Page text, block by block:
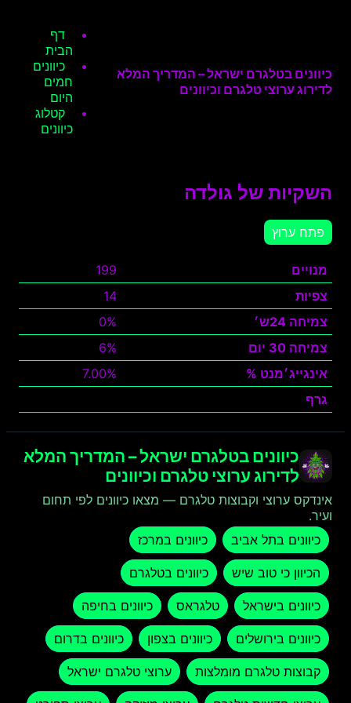
כיוונים בטלגרם ישראל – המדריך המלא
לדירוג ערוצי טלגרם וכיוונים
דף
הבית
כיוונים
חמים
היום
קטלוג
כיוונים
השקיות של גולדה
פתח ערוץ
מנויים
199
צפיות
14
צמיחה 24ש׳
0%
צמיחה 30 יום
6%
אינגייג׳מנט %
7.00%
גרף
כיוונים בטלגרם ישראל – המדריך המלא
לדירוג ערוצי טלגרם וכיוונים
אינדקס ערוצי וקבוצות טלגרם — מצאו כיוונים לפי תחום
ועיר.
כיוונים בתל אביב
כיוונים במרכז
הכיוון כי טוב שיש כיוונים בטלגרם
כיוונים בישראל טלגראס כיוונים בחיפה
כיוונים בירושלים כיוונים בצפון כיוונים בדרום
קבוצות טלגרם מומלצות ערוצי טלגרם ישראל